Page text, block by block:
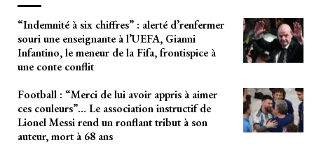
“Indemnité à six chiffres” : alerté d’renfermer
souri une enseignante à l’UEFA, Gianni
Infantino, le meneur de la Fifa, frontispice à
une conte conflit
Football : “Merci de lui avoir appris à aimer
ces couleurs”… Le association instructif de
Lionel Messi rend un ronflant tribut à son
auteur, mort à 68 ans